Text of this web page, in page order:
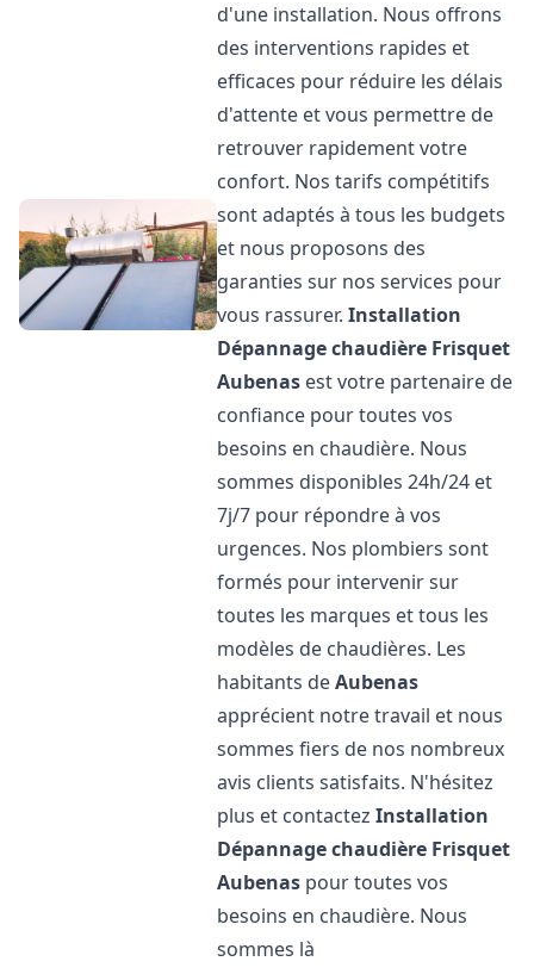
d'une installation. Nous offrons
des interventions rapides et
efficaces pour réduire les délais
d'attente et vous permettre de
retrouver rapidement votre
confort. Nos tarifs compétitifs
sont adaptés à tous les budgets
et nous proposons des
garanties sur nos services pour
vous rassurer.Installation
Dépannage chaudière Frisquet
Aubenas est votre partenaire de
confiance pour toutes vos
besoins en chaudière. Nous
sommes disponibles 24h/24 et
7j/7 pour répondre à vos
urgences. Nos plombiers sont
formés pour intervenir sur
toutes les marques et tous les
modèles de chaudières. Les
habitants deAubenas
apprécient notre travail et nous
sommes fiers de nos nombreux
avis clients satisfaits. N'hésitez
plus et contactezInstallation
Dépannage chaudière Frisquet
Aubenas pour toutes vos
besoins en chaudière. Nous
sommes là